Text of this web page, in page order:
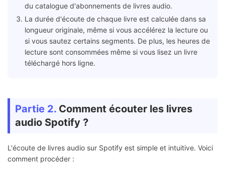
du catalogue d'abonnements de livres audio.
La durée d'écoute de chaque livre est calculée dans sa
longueur originale, même si vous accélérez la lecture ou
si vous sautez certains segments. De plus, les heures de
lecture sont consommées même si vous lisez un livre
téléchargé hors ligne.
Partie 2. Comment écouter les livres
audio Spotify ?
L'écoute de livres audio sur Spotify est simple et intuitive. Voici
comment procéder :